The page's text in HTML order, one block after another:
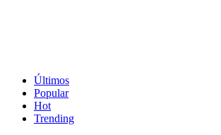
Últimos
Popular
Hot
Trending